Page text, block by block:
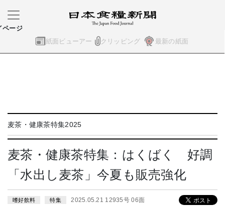
紙面ビューアー クリッピング 最新の紙面
ページ
麦茶・健康茶特集2025
麦茶・健康茶特集：はくばく 好調
「水出し麦茶」今夏も販売強化
嗜好飲料 特集 2025.05.21 12935号 06面